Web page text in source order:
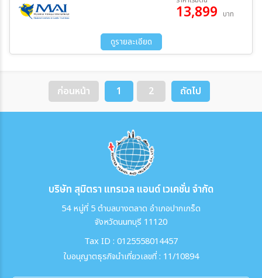
ปิ้งของฝาก ที่ตลาดสก๊อต และรวมอัญมณีที่มีชื่อเสียงของพม่า พัก
โรงแรม 5 ดาว 1 คืน
28 ส.ค. 69 - 30 ส.ค. 69
11 ก.ย. 69 - 13 ก.ย. 69
25 ก.ย. 69 - 27 ก.ย. 69
09 ต.ค. 69 - 10 ต.ค. 69
13,899 บาท
ดูรายละเอียด
ก่อนหน้า 1 2 ถัดไป
บริษัท สุมิตรา แทรเวล แอนด์ เวเคชั่น จำกัด
54 หมู่ที่ 5 ตำบลบางตลาด อำเภอปากเกร็ด
จังหวัดนนทบุรี 11120
Tax ID : 0125558014457
ใบอนุญาตธุรกิจนำเที่ยวเลขที่ : 11/10894